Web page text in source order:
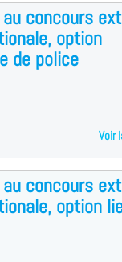
concours
option
de police
Voir
concours
option